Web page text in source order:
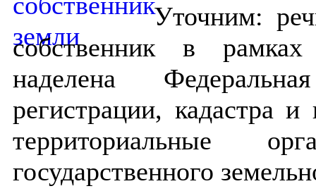
Уточним:
собственник в
наделена
регистрации, кадастра
территориальные
государственного